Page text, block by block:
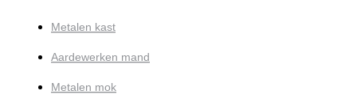
Metalen kast
Aardewerken mand
Metalen mok